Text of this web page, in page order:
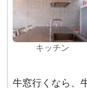
キッチン
牛窓行くなら、